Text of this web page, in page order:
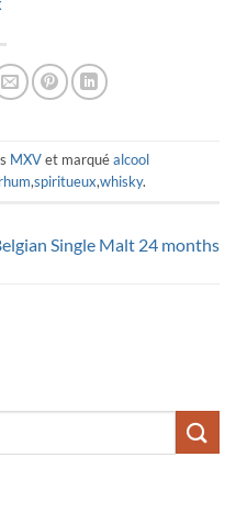
MXVet marquéalcool
rhum,spiritueux,whisky.
Single Malt 24 months